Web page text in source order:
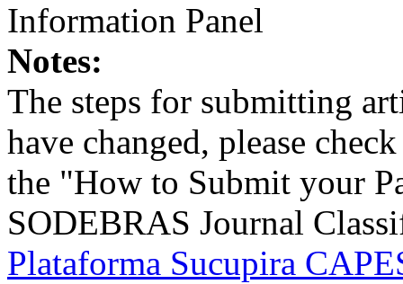
Information Panel
Notes:
The steps for submitting
have changed, please
the "How to Submit your
SODEBRAS Journal
Plataforma Sucupira